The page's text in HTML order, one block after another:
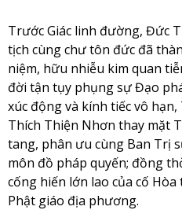
Trước Giác linh đường, Đức
tịch cùng chư tôn đức đã
niệm, hữu nhiễu kim quan
đời tận tụy phụng sự Đạo
xúc động và kính tiếc vô
Thích Thiện Nhơn thay mặt
tang, phân ưu cùng Ban Trị
môn đồ pháp quyến; đồng
cống hiến lớn lao của cố
Phật giáo địa phương.